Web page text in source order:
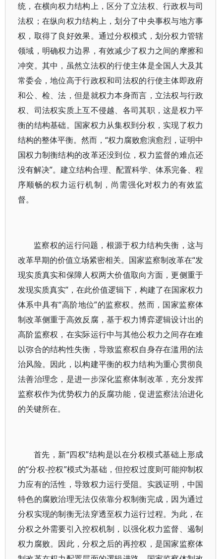
统，在横向权力结构上，区分了立法权、行政权与司
法权；在纵向权力结构上，划分了中央事权与地方事
权，取得了良好效果。通过分权模式，划分权力管辖
领域，明确权力边界，有效减少了权力之间的摩擦和
冲突。其中，虽然立法权的行使主体是全国人大及其
常委会，地位高于行政权和司法权的行使主体即政府
和公、检、法，但是就权力本身而言，立法权与行政
权、司法权实质上互不侵越、各司其职，这是权力平
衡的结构基础。国家权力从集权到分权，实现了权力
结构的整体平衡。然而，“权力腐败愈演愈烈，证明中
国权力制衡结构的改革还没到位，权力监督的难点还
没有解决”。建立结构合理、配置科学、体系完备、程
序顺畅的权力运行机制，尚需强化对权力的有效监
督。
监察权的运行问题，根源于权力结构失衡，这与
改革早期的价值立场紧密相关。国家监察制改革在“发
现实质真实和保障人权两大价值取向方面，更侧重于
发现实质真实”，在此价值逻辑下，构建了在国家权力
体系中具有“高阶地位”的监察权。然而，国家监察体
制改革侧重于高效反腐，基于权力博弈逻辑设计出的
高阶监察权，在实际运行中与其他公权力之间存在难
以弥合的结构性失衡，导致监察权自身存在滥用的法
治风险。因此，以构建平衡的权力结构为重心贯彻良
法善治理念，是进一步深化监察体制改革，充分发挥
监察权作为优势权力的反腐功能，促进监察法治进化
的关键所在。
首先，新“四权”结构是以在分权模式基础上形成
的“分权-控权”模式为基础，但控权过度则可能抑制权
力应有的活性，导致权力运行受阻。实践证明，中国
特色的腐败治理无法仅依靠分权制衡完成，因为通过
分权实现的制衡无法穿透至权力运行过程。为此，在
分权之外需要引入控权机制，以强化权力监督、遏制
权力腐败。因此，分权之后的再控权，是国家监察体